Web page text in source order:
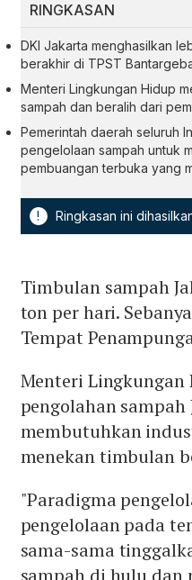
RINGKASAN
DKI Jakarta menghasilkan
berakhir di TPST
Menteri Lingkungan Hidup
sampah dan beralih dari
Pemerintah daerah seluruh
pengelolaan sampah untuk
pembuangan terbuka yang
! Ringkasan ini
Timbulan sampah
ton per hari.
Tempat
Menteri Lingkungan
pengolahan sampah
membutuhkan
menekan timbulan
"Paradigma
pengelolaan pada
sama-sama